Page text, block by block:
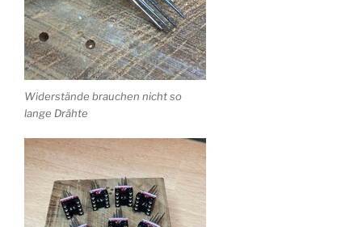
Widerstände brauchen nicht so
lange Drähte